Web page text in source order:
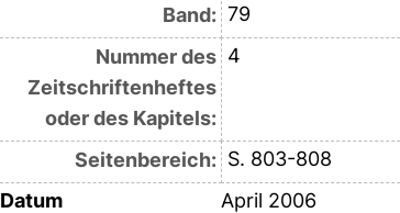
Band: 79
Nummer des
Zeitschriftenheftes
oder des Kapitels:
4
Seitenbereich: S. 803-808
Datum
April 2006